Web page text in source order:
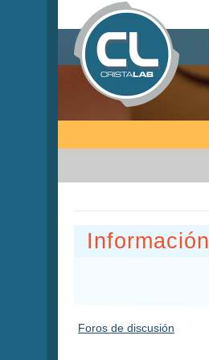
Información
Foros de discusión